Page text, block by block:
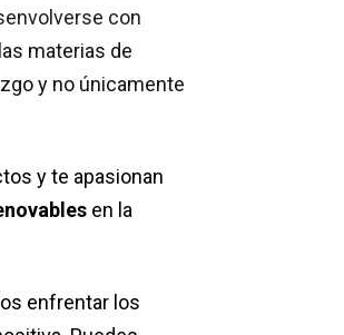
con
materias de
y no únicamente
y te apasionan
en la
enfrentar los